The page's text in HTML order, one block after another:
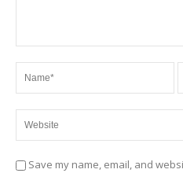
Save my name, email, and